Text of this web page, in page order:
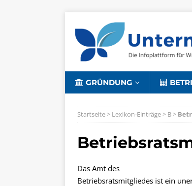
GRÜNDUNG
Startseite> Lexikon-Einträge> B>
Das Amt des
Betriebsratsmitgliedes ist ein